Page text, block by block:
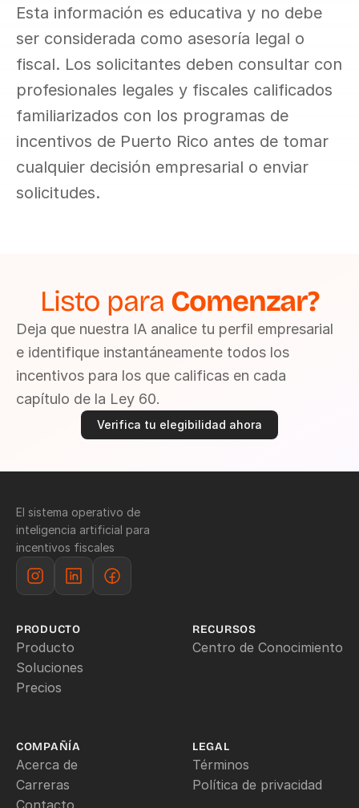
Esta información es educativa y no debe
ser considerada como asesoría legal o
fiscal. Los solicitantes deben consultar con
profesionales legales y fiscales calificados
familiarizados con los programas de
incentivos de Puerto Rico antes de tomar
cualquier decisión empresarial o enviar
solicitudes.
Listo para Comenzar?
Deja que nuestra IA analice tu perfil empresarial
e identifique instantáneamente todos los
incentivos para los que calificas en cada
capítulo de la Ley 60.
Verifica tu elegibilidad ahora
El sistema operativo de
inteligencia artificial para
incentivos fiscales
PRODUCTO
Producto
Soluciones
Precios
RECURSOS
Centro de Conocimiento
COMPAÑÍA
Acerca de
Carreras
Contacto
LEGAL
Términos
Política de privacidad